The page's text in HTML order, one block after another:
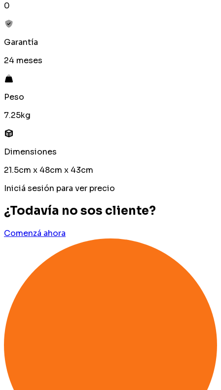
0
Garantía
24 meses
Peso
7.25kg
Dimensiones
21.5cm x 48cm x 43cm
Iniciá sesión para ver precio
¿Todavía no sos cliente?
Comenzá ahora